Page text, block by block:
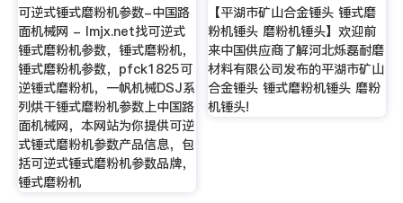
可逆式锤式磨粉机参数-中国路
面机械网 - lmjx.net找可逆式
锤式磨粉机参数，锤式磨粉机，
锤式磨粉机参数，pfck1825可
逆锤式磨粉机，一帆机械DSJ系
列烘干锤式磨粉机参数上中国路
面机械网，本网站为你提供可逆
式锤式磨粉机参数产品信息，包
括可逆式锤式磨粉机参数品牌，
锤式磨粉机
【平湖市矿山合金锤头 锤式磨
粉机锤头 磨粉机锤头】欢迎前
来中国供应商了解河北烁磊耐磨
材料有限公司发布的平湖市矿山
合金锤头 锤式磨粉机锤头 磨粉
机锤头!